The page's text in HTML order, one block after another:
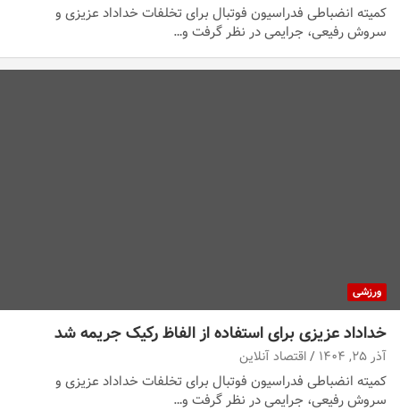
کمیته انضباطی فدراسیون فوتبال برای تخلفات خداداد عزیزی و
سروش رفیعی، جرایمی در نظر گرفت و…
ورزشی
خداداد عزیزی برای استفاده از الفاظ رکیک جریمه شد
آذر ۲۵, ۱۴۰۴ اقتصاد آنلاین
کمیته انضباطی فدراسیون فوتبال برای تخلفات خداداد عزیزی و
سروش رفیعی، جرایمی در نظر گرفت و…